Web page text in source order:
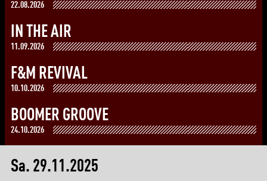
22.08.2026
IN THE AIR
11.09.2026
F&M REVIVAL
10.10.2026
BOOMER GROOVE
24.10.2026
Sa. 29.11.2025